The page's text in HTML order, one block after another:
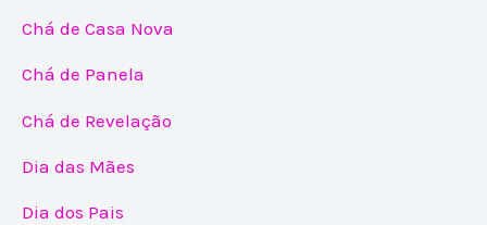
Chá de Casa Nova
Chá de Panela
Chá de Revelação
Dia das Mães
Dia dos Pais